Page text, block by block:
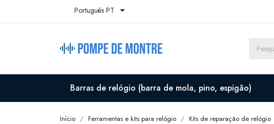
Português PT 
Barras de relógio (barra de mola, pino, espigão)
Início Ferramentas e kits para relógio Kits de reparação de relógio